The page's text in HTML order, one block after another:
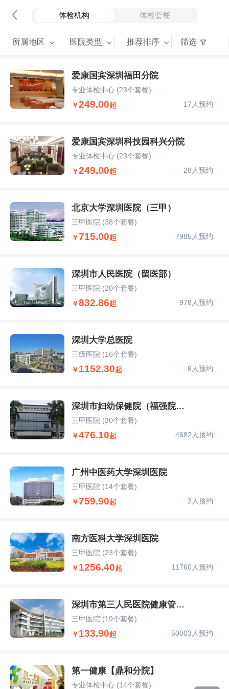
体检机构 体检套餐
所属地区 医院类型 推荐排序 筛选
爱康国宾深圳福田分院
专业体检中心 (23个套餐)
￥249.00起 17人预约
爱康国宾深圳科技园科兴分院
专业体检中心 (23个套餐)
￥249.00起 28人预约
北京大学深圳医院（三甲）
三甲医院 (38个套餐)
￥715.00起 7985人预约
深圳市人民医院（留医部）
三甲医院 (20个套餐)
￥832.86起 978人预约
深圳大学总医院
三级医院 (16个套餐)
￥1152.30起 8人预约
深圳市妇幼保健院（福强院区）
三甲医院 (30个套餐)
￥476.10起 4682人预约
广州中医药大学深圳医院
三甲医院 (14个套餐)
￥759.90起 2人预约
南方医科大学深圳医院
三甲医院 (23个套餐)
￥1256.40起 11760人预约
深圳市第三人民医院健康管理部
三甲医院 (19个套餐)
￥133.90起 50003人预约
第一健康【鼎和分院】
专业体检中心 (14个套餐)